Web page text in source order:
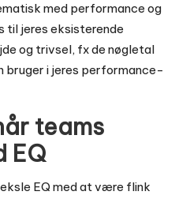
med performance og
til jeres eksisterende
og trivsel, fx de nøgletal
bruger i jeres performance-
teams
EQ
EQ med at være flink